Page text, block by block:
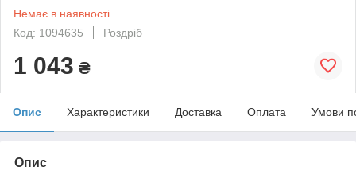
Немає в наявності
Код: 1094635
Роздріб
1 043 ₴
Опис Характеристики Доставка Оплата Умови
Опис